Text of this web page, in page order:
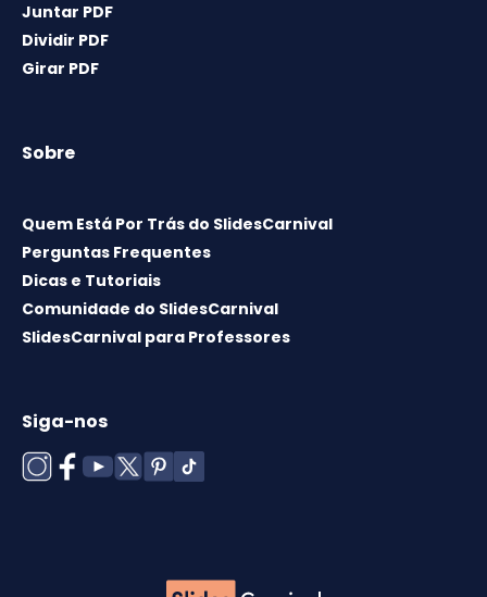
Juntar PDF
Dividir PDF
Girar PDF
Sobre
Quem Está Por Trás do SlidesCarnival
Perguntas Frequentes
Dicas e Tutoriais
Comunidade do SlidesCarnival
SlidesCarnival para Professores
Siga-nos